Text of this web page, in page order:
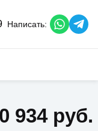
Написать:
934 руб.